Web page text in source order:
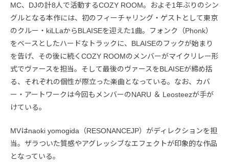
MC、DJの計8人で活動するCOZY ROOM。およそ1年ぶりのシン
グルとなる本作には、初のフィーチャリング・ゲストとして東京
のクルー・kiLLaからBLAISEを迎えた1曲。フォンク（Phonk）
をベースとしたハードなトラックに、BLAISEのフックが始まり
を告げ、その後に続くCOZY ROOMのメンバーがマイクリレー形
式でヴァースを担当。そして最後のヴァースをBLAISEが締め括
る、それぞれの個性が際立った楽曲となっている。なお、カバ
ー・アートワークは今回もメンバーのNARU ＆ Leosteezが手が
けている。
MVはnaoki yomogida（RESONANCEJP）がディレクションを担
当。ザラついた質感やアグレッシブなエフェクトが印象的な作品
となっている。